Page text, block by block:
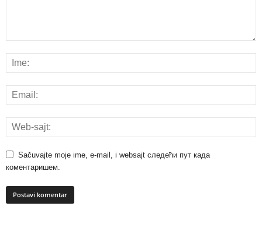
Sačuvajte moje ime, e-mail, i websajt следећи пут када
коментаришем.